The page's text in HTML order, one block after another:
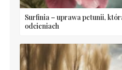
Surfinia – uprawa petunii,
odcieniach